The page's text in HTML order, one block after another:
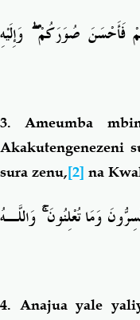
فَأَحْسَنَ صُوَرَكُمْۖ وَإِلَيْهِ
3.Ameumba
Akakutengenezeni
sura zenu,[2] na
وَمَا تُعْلِنُونَۚ وَاللَّـهُ
4. Anajua yale